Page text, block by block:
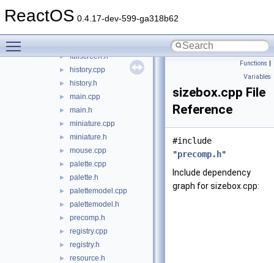
ReactOS 0.4.17-dev-599-ga318b62
► drawing.cpp
► fullscreen.h
► history.cpp
► history.h
► main.cpp
► main.h
► miniature.cpp
► miniature.h
► mouse.cpp
► palette.cpp
► palette.h
► palettemodel.cpp
► palettemodel.h
► precomp.h
► registry.cpp
► registry.h
► resource.h
Functions |
Variables
sizebox.cpp File
Reference
#include
"precomp.h"
Include dependency
graph for sizebox.cpp: